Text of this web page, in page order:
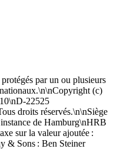
par un ou plusieurs
(c)
22525
droits réservés.\n\nSiège
de Hamburg\nHRB
sur la valeur ajoutée :
⁠&⁠ Sons : Ben Steiner